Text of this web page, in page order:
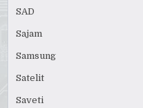
SAD
Sajam
Samsung
Satelit
Saveti